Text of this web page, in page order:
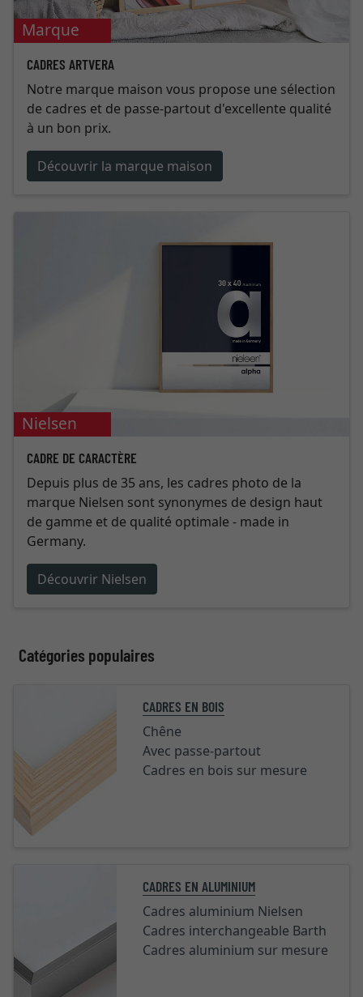
Marque
CADRES ARTVERA
Notre marque maison vous propose une sélection
de cadres et de passe-partout d'excellente qualité
à un bon prix.
Découvrir la marque maison
Nielsen
CADRE DE CARACTÈRE
Depuis plus de 35 ans, les cadres photo de la
marque Nielsen sont synonymes de design haut
de gamme et de qualité optimale - made in
Germany.
Découvrir Nielsen
Catégories populaires
CADRES EN BOIS
Chêne
Avec passe-partout
Cadres en bois sur mesure
CADRES EN ALUMINIUM
Cadres aluminium Nielsen
Cadres interchangeable Barth
Cadres aluminium sur mesure